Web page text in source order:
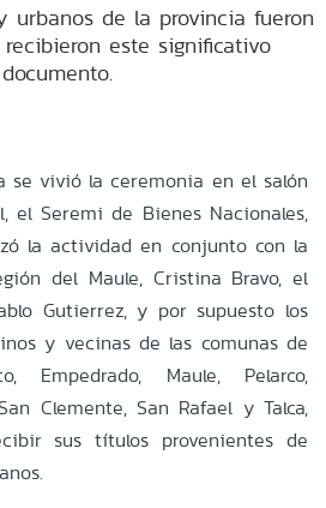
urbanos de la provincia fueron
este significativo
documento.
se vivió la ceremonia en el salón
el Seremi de Bienes Nacionales,
la actividad en conjunto con la
del Maule, Cristina Bravo, el
Gutierrez, y por supuesto los
y vecinas de las comunas de
Empedrado, Maule, Pelarco,
Clemente, San Rafael y Talca,
sus títulos provenientes de